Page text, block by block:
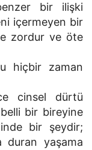
bir ilişki
içermeyen bir
zordur ve öte
hiçbir zaman
cinsel dürtü
bir bireyine
bir şeydir;
duran yaşama